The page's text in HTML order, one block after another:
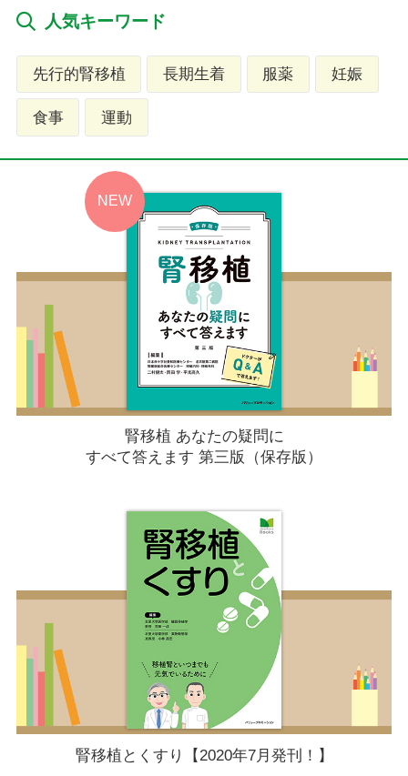
人気キーワード
先行的腎移植 長期生着 服薬 妊娠
食事 運動
腎移植 あなたの疑問に
すべて答えます 第三版（保存版）
腎移植とくすり【2020年7月発刊！】